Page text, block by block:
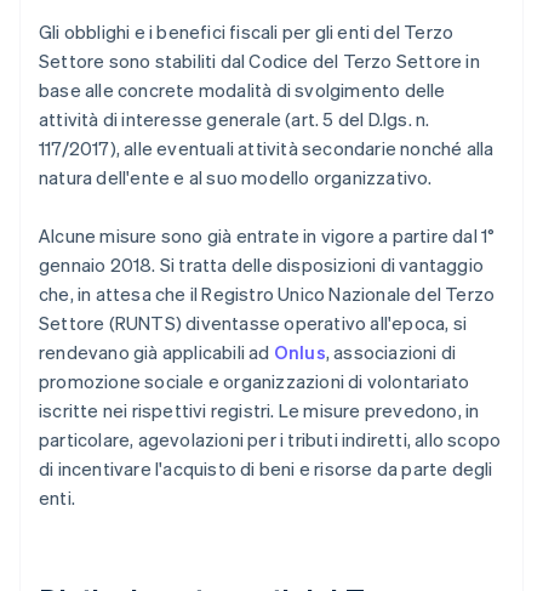
Gli obblighi e i benefici fiscali per gli enti del Terzo
Settore sono stabiliti dal Codice del Terzo Settore in
base alle concrete modalità di svolgimento delle
attività di interesse generale (art. 5 del D.lgs. n.
117/2017), alle eventuali attività secondarie nonché alla
natura dell'ente e al suo modello organizzativo.
Alcune misure sono già entrate in vigore a partire dal 1°
gennaio 2018. Si tratta delle disposizioni di vantaggio
che, in attesa che il Registro Unico Nazionale del Terzo
Settore (RUNTS) diventasse operativo all'epoca, si
rendevano già applicabili ad Onlus, associazioni di
promozione sociale e organizzazioni di volontariato
iscritte nei rispettivi registri. Le misure prevedono, in
particolare, agevolazioni per i tributi indiretti, allo scopo
di incentivare l'acquisto di beni e risorse da parte degli
enti.